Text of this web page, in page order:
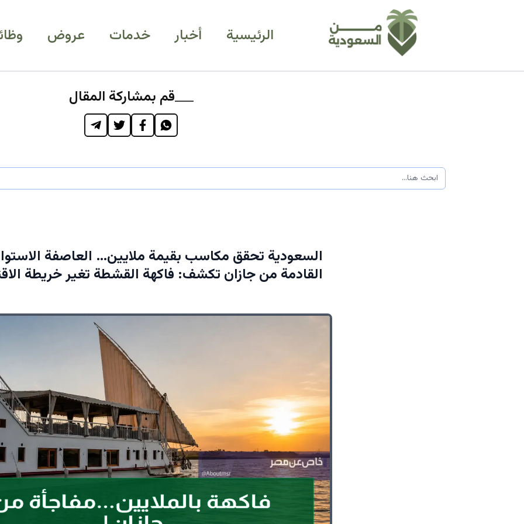
الرئيسية أخبار خدمات عروض
قم بمشاركة المقال
السعودية تحقق مكاسب بقيمة ملايين… العاصفة
القادمة من جازان تكشف: فاكهة القشطة تغير خريطة